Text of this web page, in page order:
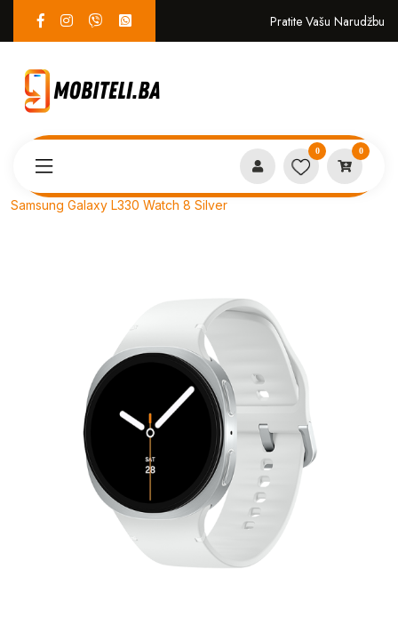
Pratite Vašu Narudžbu
0 0
Samsung Galaxy L330 Watch 8 Silver